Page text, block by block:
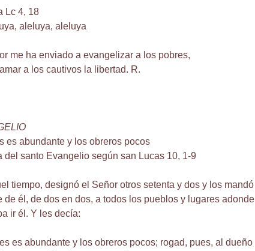
Lc 4, 18
aleluya, aleluya
me ha enviado a evangelizar a los pobres,
a los cautivos la libertad. R.
es abundante y los obreros pocos
del santo Evangelio según san Lucas 10, 1-9
tiempo, designó el Señor otros setenta y dos y los mandó
de él, de dos en dos, a todos los pueblos y lugares adonde
ir él. Y les decía:
es abundante y los obreros pocos; rogad, pues, al dueño